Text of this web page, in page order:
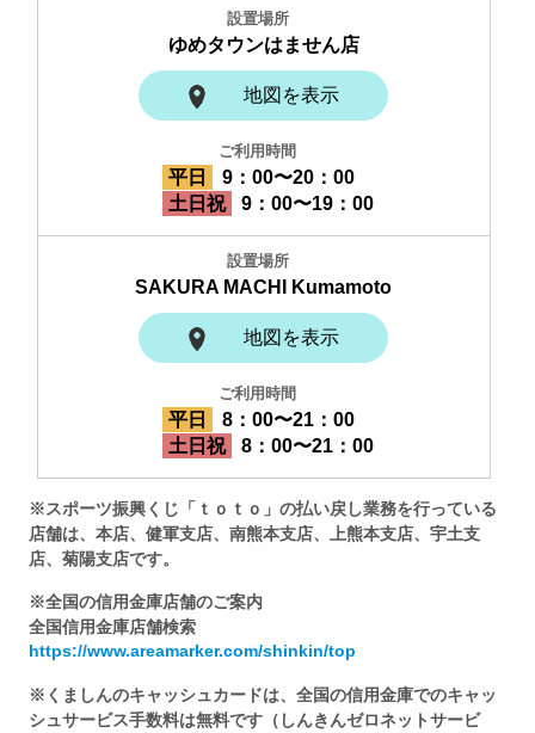
ゆめタウンはません店
地図を表示
平日
9：00〜20：00
土日祝
9：00〜19：00
SAKURA MACHI Kumamoto
地図を表示
平日
8：00〜21：00
土日祝
8：00〜21：00
※スポーツ振興くじ「ｔｏｔｏ」の払い戻し業務を行っている
店舗は、本店、健軍支店、南熊本支店、上熊本支店、宇土支
店、菊陽支店です。
※全国の信用金庫店舗のご案内
全国信用金庫店舗検索
https://www.areamarker.com/shinkin/top
※くましんのキャッシュカードは、全国の信用金庫でのキャッ
シュサービス手数料は無料です（しんきんゼロネットサービ